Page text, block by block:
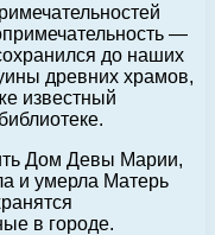
—
до наших
древних храмов,
известный
Дом Девы Марии,
и умерла Матерь
в городе.